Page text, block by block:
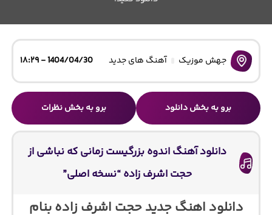
جهش موزیک آهنگ های جدید 1404/04/30 - ۱۸:۲۹
برو به بخش دانلود برو به بخش نظرات
دانلود آهنگ اندوه بزرگیست زمانی که نباشی از
حجت اشرف زاده “نسخه اصلی”
دانلود اهنگ جدید حجت اشرف زاده بنام